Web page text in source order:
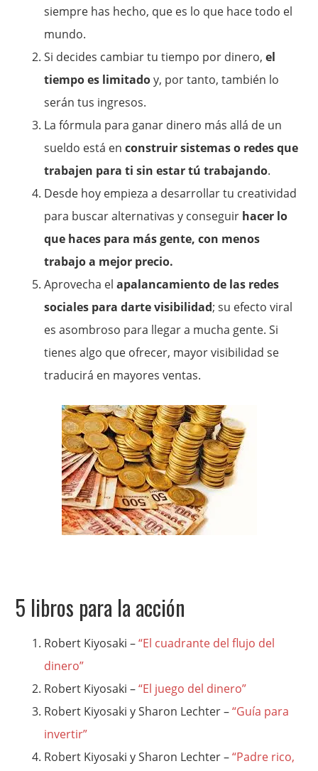
siempre has hecho, que es lo que hace todo el
mundo.
Si decides cambiar tu tiempo por dinero,el
tiempo es limitadoy, por tanto, también lo
serán tus ingresos.
La fórmula para ganar dinero más allá de un
sueldo está enconstruir sistemas o redes que
trabajen para ti sin estar tú trabajando.
Desde hoy empieza a desarrollar tu creatividad
para buscar alternativas y conseguir hacer lo
que haces para más gente, con menos
trabajo a mejor precio.
Aprovecha el apalancamiento de las redes
sociales para darte visibilidad; su efecto viral
es asombroso para llegar a mucha gente. Si
tienes algo que ofrecer, mayor visibilidad se
traducirá en mayores ventas.
5 libros para la acción
Robert Kiyosaki –“El cuadrante del flujo del
dinero”
Robert Kiyosaki –“El juego del dinero”
Robert Kiyosaki y Sharon Lechter –“Guía para
invertir”
Robert Kiyosaki y Sharon Lechter –“Padre rico,